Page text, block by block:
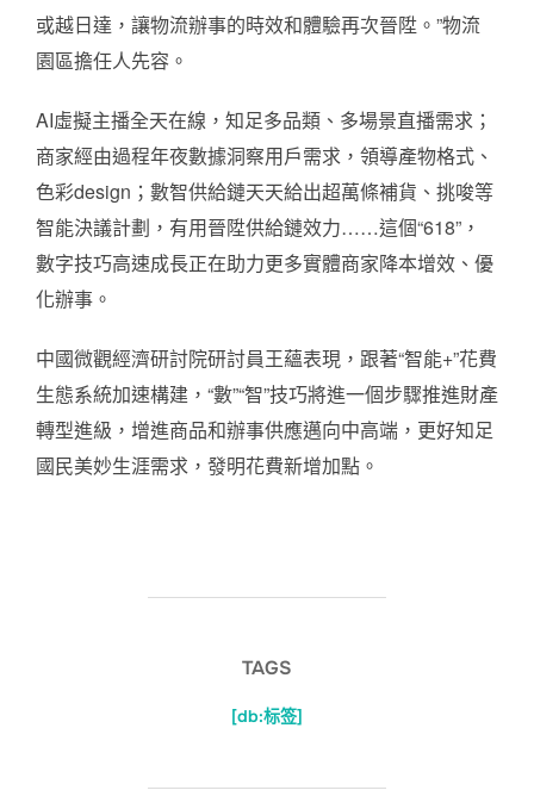
或越日達，讓物流辦事的時效和體驗再次晉陞。”物流
園區擔任人先容。
AI虛擬主播全天在線，知足多品類、多場景直播需求；
商家經由過程年夜數據洞察用戶需求，領導產物格式、
色彩design；數智供給鏈天天給出超萬條補貨、挑唆等
智能決議計劃，有用晉陞供給鏈效力……這個“618”，
數字技巧高速成長正在助力更多實體商家降本增效、優
化辦事。
中國微觀經濟研討院研討員王蘊表現，跟著“智能+”花費
生態系統加速構建，“數”“智”技巧將進一個步驟推進財產
轉型進級，增進商品和辦事供應邁向中高端，更好知足
國民美妙生涯需求，發明花費新增加點。
TAGS
[db:标签]